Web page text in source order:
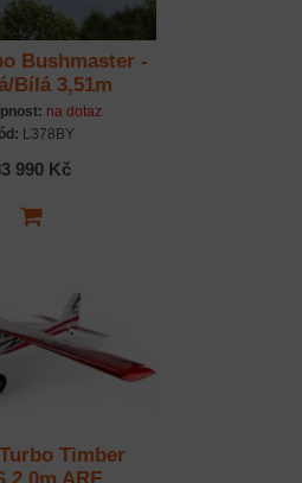
Bushmaster -
Bílá 3,51m
na dotaz
L378BY
990 Kč
Timber